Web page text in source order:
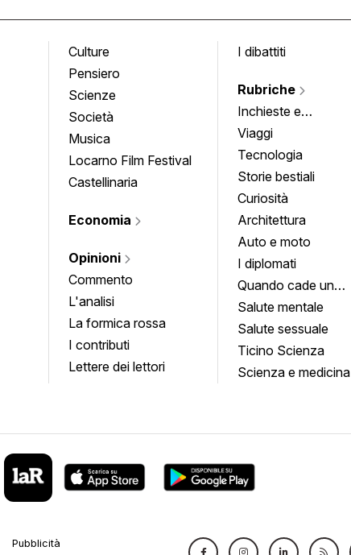
Culture
Pensiero
Scienze
Società
Musica
Locarno Film Festival
Castellinaria
Economia
Opinioni
Commento
L'analisi
La formica rossa
I contributi
Lettere dei lettori
I dibattiti
Rubriche
Inchieste e
approfondimenti
Viaggi
Tecnologia
Storie bestiali
Curiosità
Architettura
Auto e moto
I diplomati
Quando cade un
quadro
Salute mentale
Salute sessuale
Ticino Scienza
Scienza e medicina
Pubblicità